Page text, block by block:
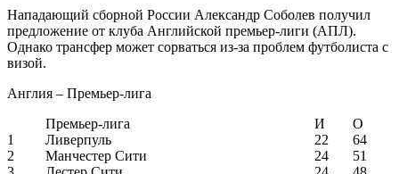
Нападающий сборной России Александр Соболев получил
предложение от клуба Английской премьер-лиги (АПЛ).
Однако трансфер может сорваться из-за проблем футболиста с
визой.
Англия – Премьер-лига
Премьер-лига
И
О
1
Ливерпуль 22
64
2
Манчестер Сити 24
51